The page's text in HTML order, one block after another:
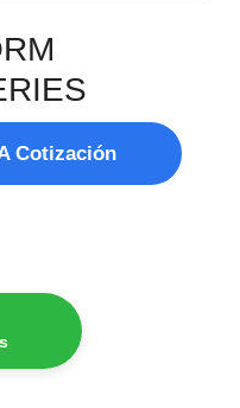
Cotización